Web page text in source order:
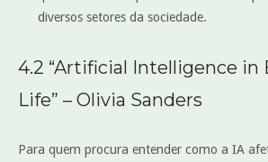
diversos setores da sociedade.
4.2 “Artificial Intelligence in
Life” – Olivia Sanders
Para quem procura entender como a IA